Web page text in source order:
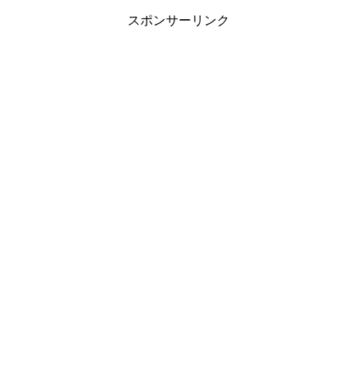
の位置』や『ハの高さ』『糸の太さ』に
よっても『ツボ』の位置は変わります。
スポンサーリンク